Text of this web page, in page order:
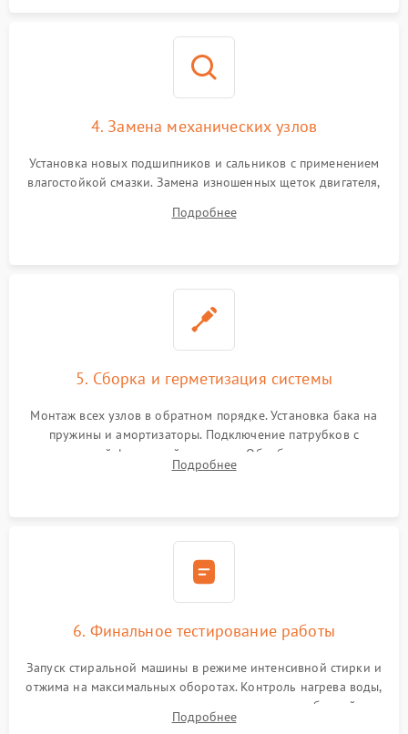
4. Замена механических узлов
Установка новых подшипников и сальников с применением
влагостойкой смазки. Замена изношенных щеток двигателя,
или поврежденной резиновой манжеты.
Подробнее
5. Сборка и герметизация системы
Монтаж всех узлов в обратном порядке. Установка бака на
пружины и амортизаторы. Подключение патрубков с
надежной фиксацией хомутами. Обработка стыков
герметиком для предотвращения возможных протечек воды.
Подробнее
6. Финальное тестирование работы
Запуск стиральной машины в режиме интенсивной стирки и
отжима на максимальных оборотах. Контроль нагрева воды,
корректности слива, отсутствия излишних вибраций,
посторонних стуков и протечек под корпусом.
Подробнее